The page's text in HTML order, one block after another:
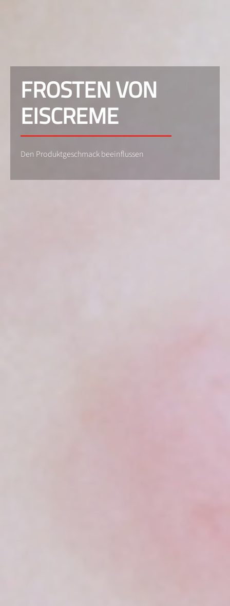
FROSTEN VON
EISCREME
Den Produktgeschmack beeinflussen